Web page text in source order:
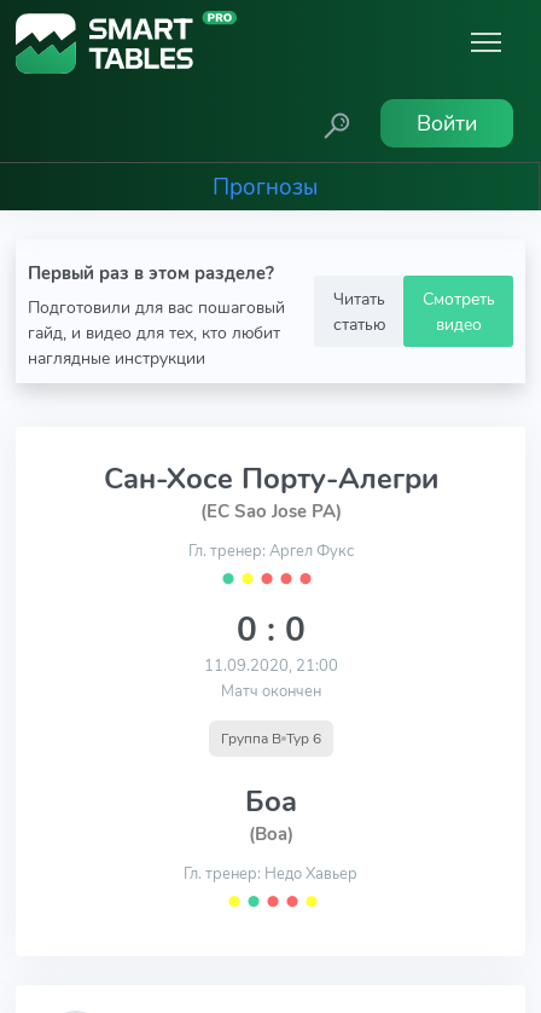
Войти
Прогнозы
Первый раз в этом разделе?
Подготовили для вас пошаговый
гайд, и видео для тех, кто любит
наглядные инструкции
Читать
статью
Смотреть
видео
Сан-Хосе Порту-Алегри
(EC Sao Jose PA)
Гл. тренер: Аргел Фукс
⬤ ⬤ ⬤ ⬤ ⬤
0 : 0
11.09.2020, 21:00
Матч окончен
Группа B Тур 6
Боа
(Boa)
Гл. тренер: Недо Хавьер
⬤ ⬤ ⬤ ⬤ ⬤